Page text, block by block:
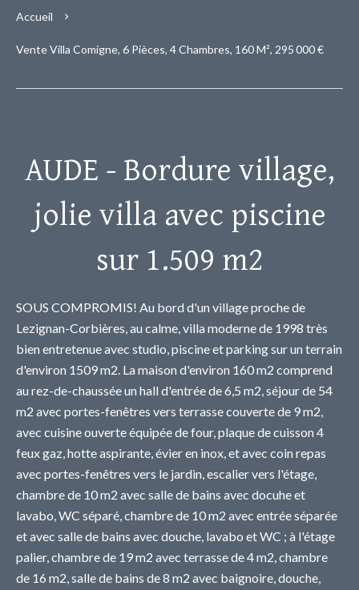
Accueil
Vente Villa Comigne, 6 Pièces, 4 Chambres, 160 M², 295 000 €
AUDE - Bordure village,
jolie villa avec piscine
sur 1.509 m2
SOUS COMPROMIS! Au bord d'un village proche de
Lezignan-Corbières, au calme, villa moderne de 1998 très
bien entretenue avec studio, piscine et parking sur un terrain
d'environ 1509 m2. La maison d'environ 160 m2 comprend
au rez-de-chaussée un hall d'entrée de 6,5 m2, séjour de 54
m2 avec portes-fenêtres vers terrasse couverte de 9 m2,
avec cuisine ouverte équipée de four, plaque de cuisson 4
feux gaz, hotte aspirante, évier en inox, et avec coin repas
avec portes-fenêtres vers le jardin, escalier vers l'étage,
chambre de 10 m2 avec salle de bains avec docuhe et
lavabo, WC séparé, chambre de 10 m2 avec entrée séparée
et avec salle de bains avec douche, lavabo et WC ; à l'étage
palier, chambre de 19 m2 avec terrasse de 4 m2, chambre
de 16 m2, salle de bains de 8 m2 avec baignoire, douche,